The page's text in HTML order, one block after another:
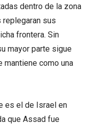
dentro de la zona
sus
frontera. Sin
mayor parte sigue
mantiene como una
es el de Israel en
que Assad fue